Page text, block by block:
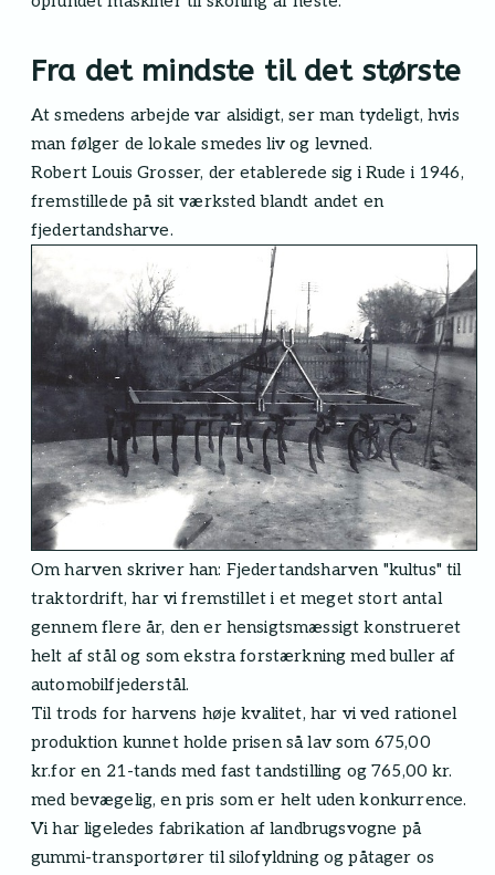
Fra det mindste til det største
At smedens arbejde var alsidigt, ser man tydeligt, hvis
man følger de lokale smedes liv og levned.
Robert Louis Grosser, der etablerede sig i Rude i 1946,
fremstillede på sit værksted blandt andet en
fjedertandsharve.
Om harven skriver han: Fjedertandsharven "kultus" til
traktordrift, har vi fremstillet i et meget stort antal
gennem flere år, den er hensigtsmæssigt konstrueret
helt af stål og som ekstra forstærkning med buller af
automobilfjederstål.
Til trods for harvens høje kvalitet, har vi ved rationel
produktion kunnet holde prisen så lav som 675,00
kr.for en 21-tands med fast tandstilling og 765,00 kr.
med bevægelig, en pris som er helt uden konkurrence.
Vi har ligeledes fabrikation af landbrugsvogne på
gummi-transportører til silofyldning og påtager os